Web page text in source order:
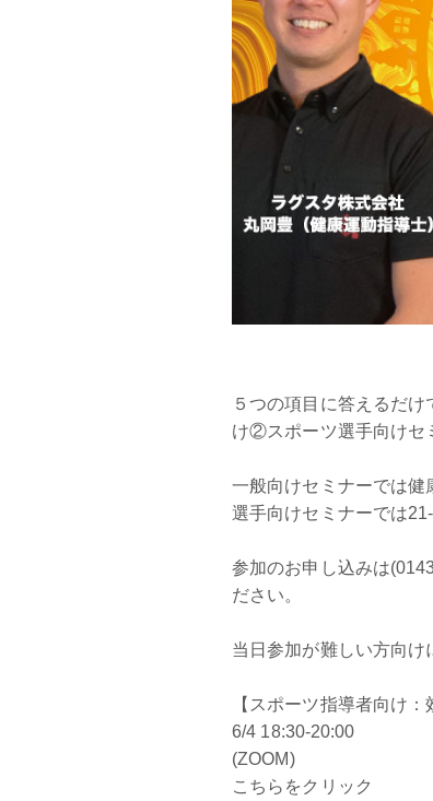
５つの項目に答えるだ
け②スポーツ選手向けセ
一般向けセミナーでは健
選手向けセミナーでは
参加のお申し込みは
ださい。
当日参加が難しい方向け
【スポーツ指導者向け
6/4 18:30-20:00
(ZOOM)
こちらをクリック